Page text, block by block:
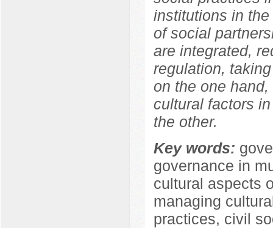
institutions in
of social
are integrated,
regulation,
on the one
cultural factors
the other.
Key words:
governance in
cultural aspects
managing
practices, civil